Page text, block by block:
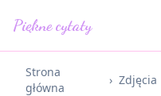
Piękne cytaty
Strona
główna
› Zdjęcia